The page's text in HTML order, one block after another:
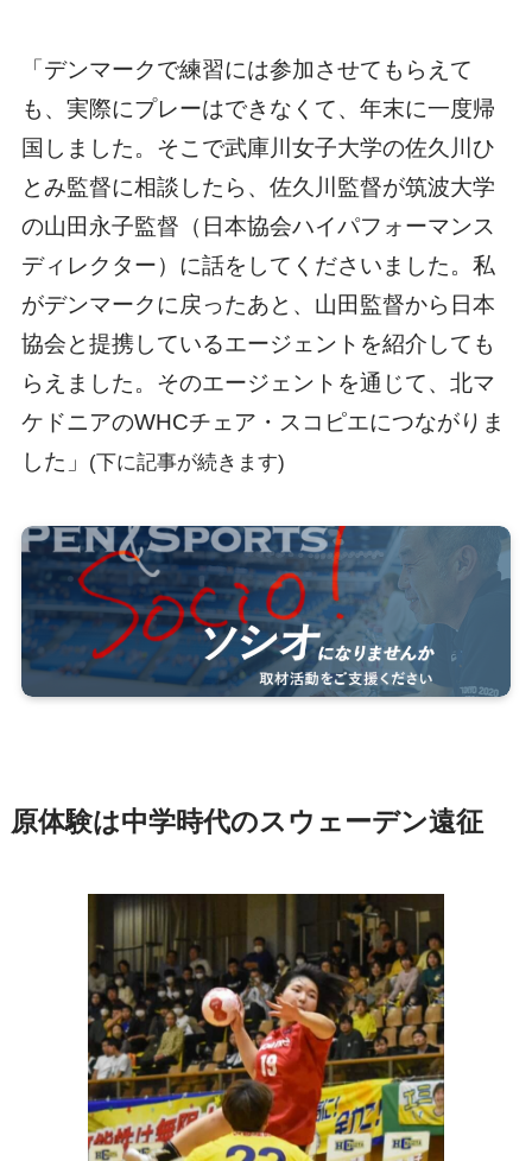
「デンマークで練習には参加させてもらえて
も、実際にプレーはできなくて、年末に一度帰
国しました。そこで武庫川女子大学の佐久川ひ
とみ監督に相談したら、佐久川監督が筑波大学
の山田永子監督（日本協会ハイパフォーマンス
ディレクター）に話をしてくださいました。私
がデンマークに戻ったあと、山田監督から日本
協会と提携しているエージェントを紹介しても
らえました。そのエージェントを通じて、北マ
ケドニアのWHCチェア・スコピエにつながりま
した」
(下に記事が続きます)
原体験は中学時代のスウェーデン遠征